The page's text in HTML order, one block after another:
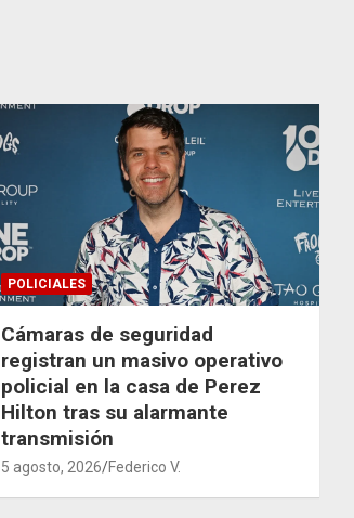
POLICIALES
Cámaras de seguridad
registran un masivo operativo
policial en la casa de Perez
Hilton tras su alarmante
transmisión
5 agosto, 2026 Federico V.